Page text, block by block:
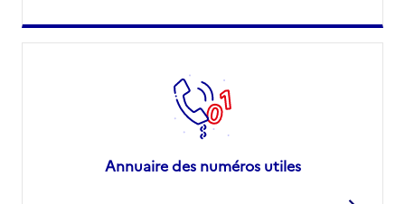
Annuaire des numéros utiles